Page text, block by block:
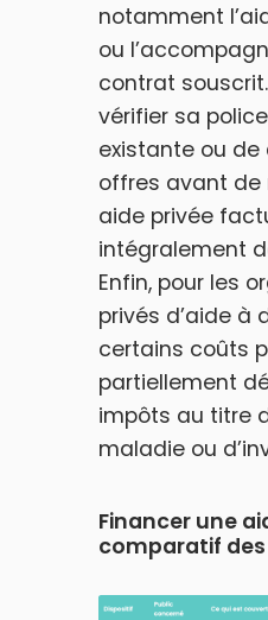
notamment
ou
contrat
vérifier sa
existante ou de
offres avant de
aide privée
intégralement
Enfin, pour les
privés d’aide à
certains coûts
partiellement
impôts au titre
maladie ou
Financer une
comparatif